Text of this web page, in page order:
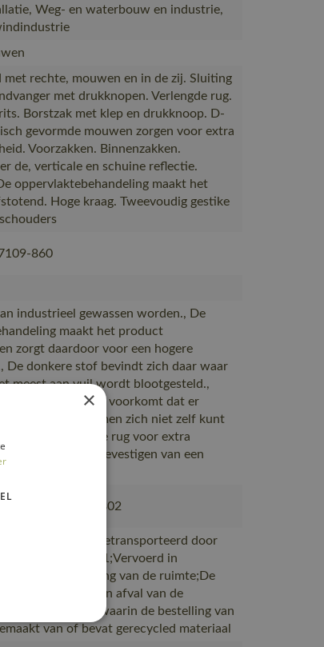
Weg- en waterbouw en industrie,
met rechte, mouwen en in de zij. Sluiting
met drukknopen. Verlengde rug.
Borstzak met klep en drukknoop. D-
gevormde mouwen zorgen voor extra
Voorzakken. Binnenzakken.
de, verticale en schuine reflectie.
oppervlaktebehandeling maakt het
Hoge kraag. Tweevoudig gestike
860
industrieel gewassen worden., De
maakt het product
zorgt daardoor voor een hogere
De donkere stof bevindt zich daar waar
meest aan vuil wordt blootgesteld.,
de schouders: dit voorkomt dat er
daar waar men zich niet zelf kunt
reflecties op de rug voor extra
Ruimte voor het bevestigen van een
843, 18050-802
naar magazijnen getransporteerd door
met ISO 14001;Vervoerd in
maximale benutting van de ruimte;De
is gemaakt van afval van de
verpakking waarin de bestelling van
van of bevat gerecycled materiaal
×